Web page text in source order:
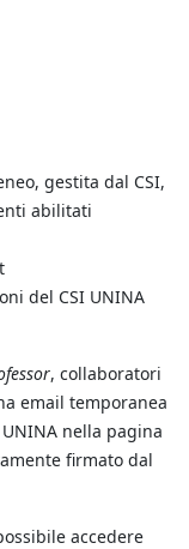
gestita dal CSI,
abilitati
del CSI UNINA
, collaboratori
email temporanea
nella pagina
firmato dal
accedere